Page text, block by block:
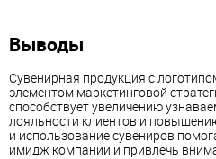
Выводы
Сувенирная продукция с
элементом маркетинговой
способствует увеличению
лояльности клиентов и
и использование сувениров
имидж компании и привлечь